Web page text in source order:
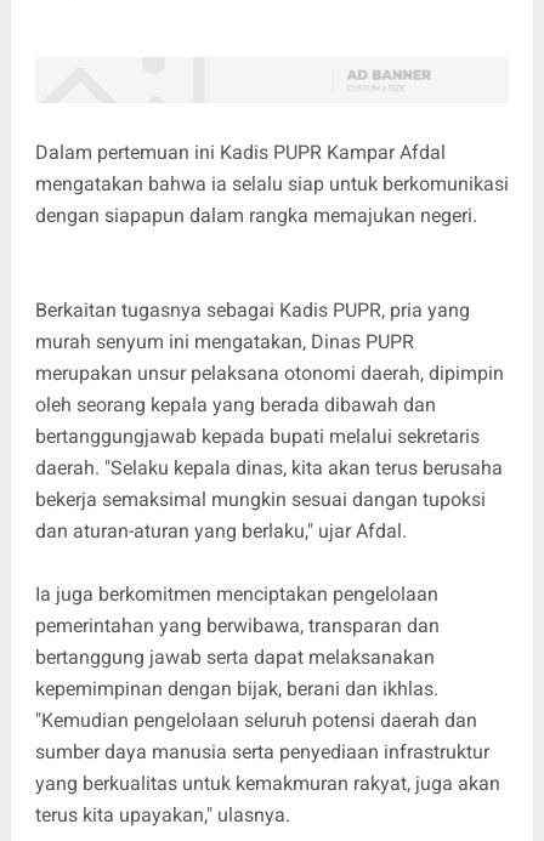
Dalam pertemuan ini Kadis PUPR Kampar Afdal
mengatakan bahwa ia selalu siap untuk berkomunikasi
dengan siapapun dalam rangka memajukan negeri.
Berkaitan tugasnya sebagai Kadis PUPR, pria yang
murah senyum ini mengatakan, Dinas PUPR
merupakan unsur pelaksana otonomi daerah, dipimpin
oleh seorang kepala yang berada dibawah dan
bertanggungjawab kepada bupati melalui sekretaris
daerah. "Selaku kepala dinas, kita akan terus berusaha
bekerja semaksimal mungkin sesuai dangan tupoksi
dan aturan-aturan yang berlaku," ujar Afdal.
Ia juga berkomitmen menciptakan pengelolaan
pemerintahan yang berwibawa, transparan dan
bertanggung jawab serta dapat melaksanakan
kepemimpinan dengan bijak, berani dan ikhlas.
"Kemudian pengelolaan seluruh potensi daerah dan
sumber daya manusia serta penyediaan infrastruktur
yang berkualitas untuk kemakmuran rakyat, juga akan
terus kita upayakan," ulasnya.